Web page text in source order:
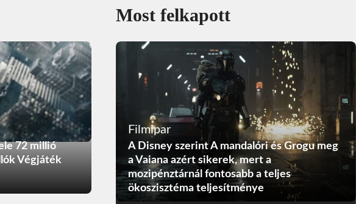
72 millió
Végjáték
Most felkapott
Filmipar
A Disney szerint A mandalóri és Grogu meg
a Vaiana azért sikerek, mert a
mozipénztárnál fontosabb a teljes
ökoszisztéma teljesítménye